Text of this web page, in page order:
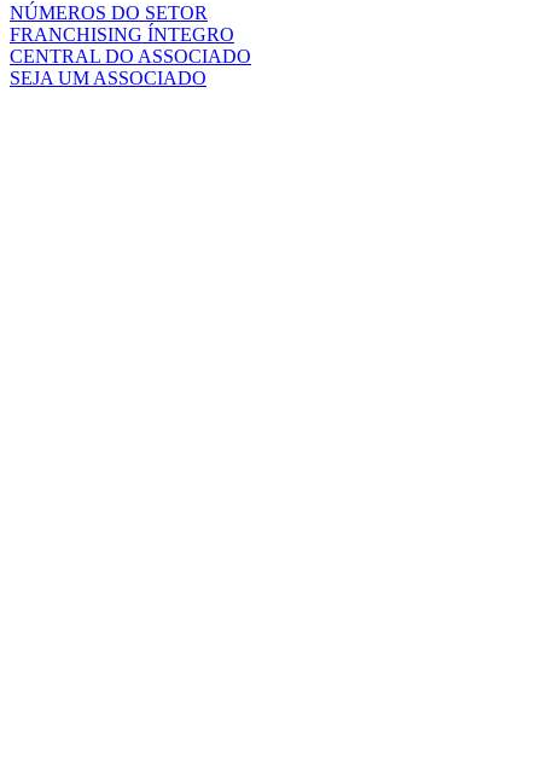
NÚMEROS DO SETOR
FRANCHISING ÍNTEGRO
CENTRAL DO ASSOCIADO
SEJA UM ASSOCIADO